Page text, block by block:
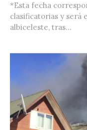
*Esta fecha
clasificatorias y será
albiceleste, tras...